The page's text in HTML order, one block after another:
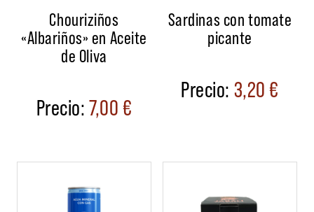
Chouriziños
«Albariños» en Aceite
de Oliva
7,00€
Sardinas con tomate
picante
3,20€